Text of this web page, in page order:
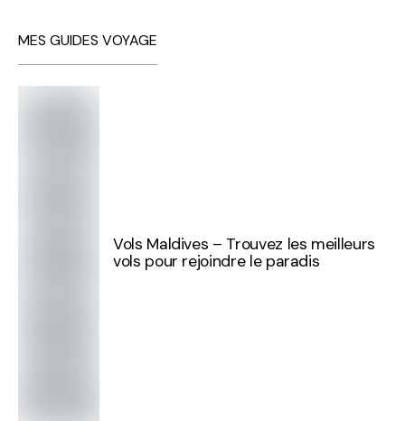
MES GUIDES VOYAGE
Vols Maldives – Trouvez les meilleurs
vols pour rejoindre le paradis